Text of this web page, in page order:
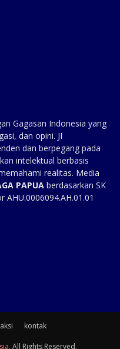
Gagasan Indonesia yang
dan opini. JI
dan berpegang pada
intelektual berbasis
realitas. Media
PAPUA berdasarkan SK
kontak
. All Rights Reserved.